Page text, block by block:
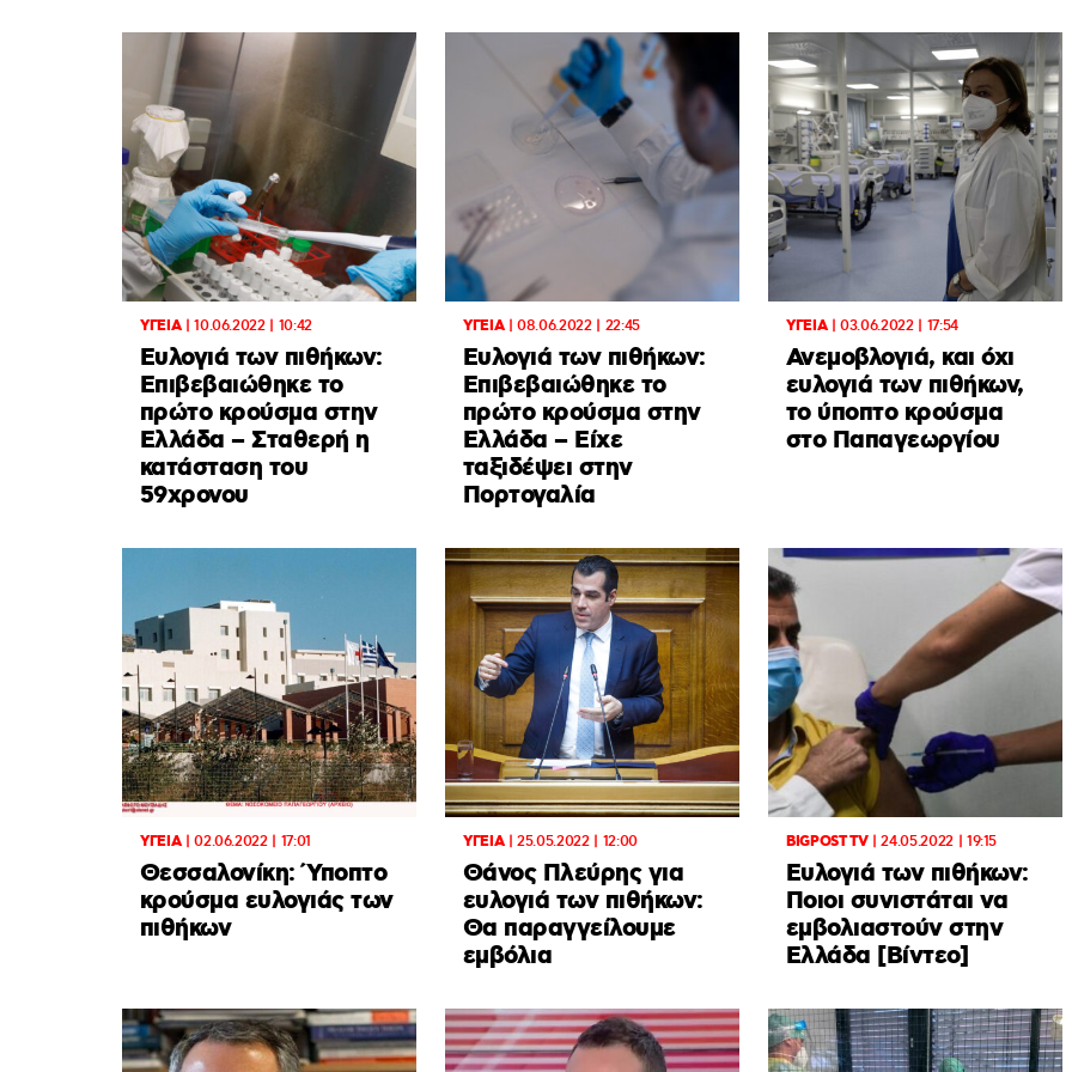
ΥΓΕΙΑ|10.06.2022 | 10:42
Ευλογιά των πιθήκων:
Επιβεβαιώθηκε το
πρώτο κρούσμα στην
Ελλάδα – Σταθερή η
κατάσταση του
59χρονου
ΥΓΕΙΑ|08.06.2022 | 22:45
Ευλογιά των πιθήκων:
Επιβεβαιώθηκε το
πρώτο κρούσμα στην
Ελλάδα – Είχε
ταξιδέψει στην
Πορτογαλία
ΥΓΕΙΑ|03.06.2022 | 17:54
Ανεμοβλογιά, και όχι
ευλογιά των πιθήκων,
το ύποπτο κρούσμα
στο Παπαγεωργίου
ΥΓΕΙΑ|02.06.2022 | 17:01
Θεσσαλονίκη: Ύποπτο
κρούσμα ευλογιάς των
πιθήκων
ΥΓΕΙΑ|25.05.2022 | 12:00
Θάνος Πλεύρης για
ευλογιά των πιθήκων:
Θα παραγγείλουμε
εμβόλια
BIGPOST TV|24.05.2022 | 19:15
Ευλογιά των πιθήκων:
Ποιοι συνιστάται να
εμβολιαστούν στην
Ελλάδα [Βίντεο]